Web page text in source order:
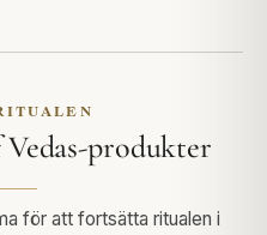
produkter
för att fortsätta ritualen i